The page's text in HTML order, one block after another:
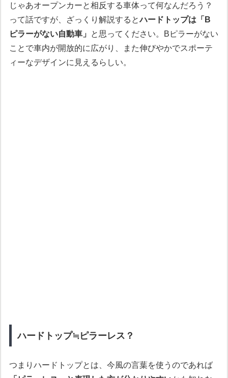
じゃあオープンカーと相反する車体って何なんだろう？
って話ですが、ざっくり解説するとハードトップは「B
ピラーがない自動車」
と思ってください。Bピラーがない
ことで車内が開放的に広がり、また伸びやかでスポーテ
ィーなデザインに見えるらしい。
ハードトップ≒ピラーレス？
つまりハードトップとは、今風の言葉を使うのであれば